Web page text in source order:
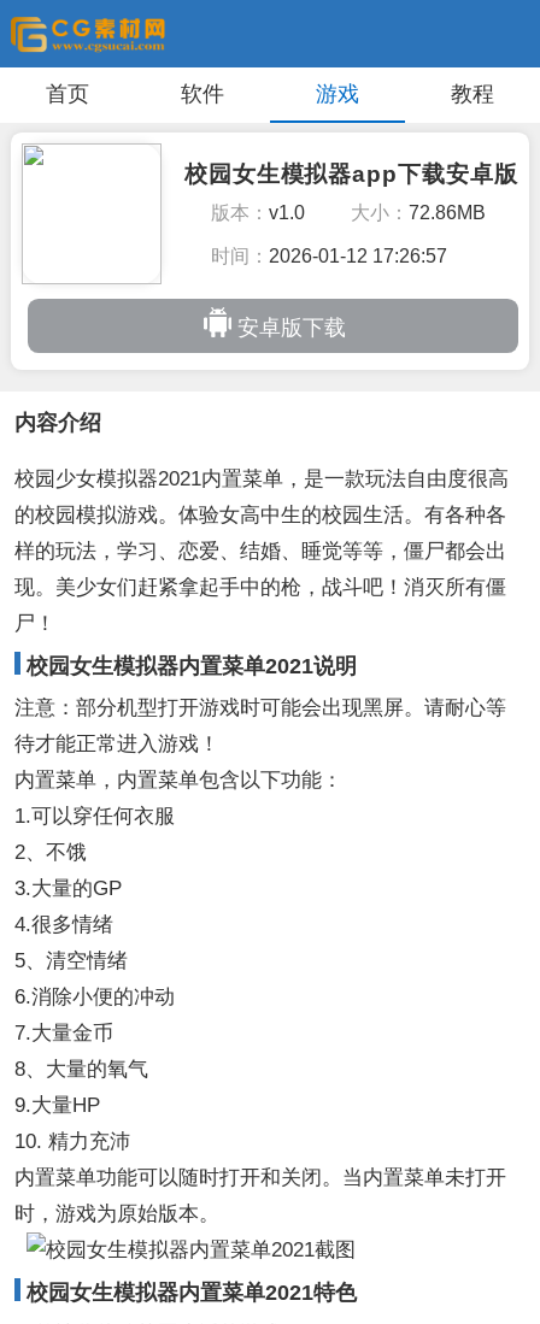
首页 软件 游戏 教程
校园女生模拟器app下载安卓版
版本： v1.0 大小：72.86MB
时间： 2026-01-12 17:26:57
安卓版下载
内容介绍
校园少女模拟器2021内置菜单，是一款玩法自由度很高
的校园模拟游戏。体验女高中生的校园生活。有各种各
样的玩法，学习、恋爱、结婚、睡觉等等，僵尸都会出
现。美少女们赶紧拿起手中的枪，战斗吧！消灭所有僵
尸！
校园女生模拟器内置菜单2021说明
注意：部分机型打开游戏时可能会出现黑屏。请耐心等
待才能正常进入游戏！
内置菜单，内置菜单包含以下功能：
1.可以穿任何衣服
2、不饿
3.大量的GP
4.很多情绪
5、清空情绪
6.消除小便的冲动
7.大量金币
8、大量的氧气
9.大量HP
10. 精力充沛
内置菜单功能可以随时打开和关闭。当内置菜单未打开
时，游戏为原始版本。
校园女生模拟器内置菜单2021特色